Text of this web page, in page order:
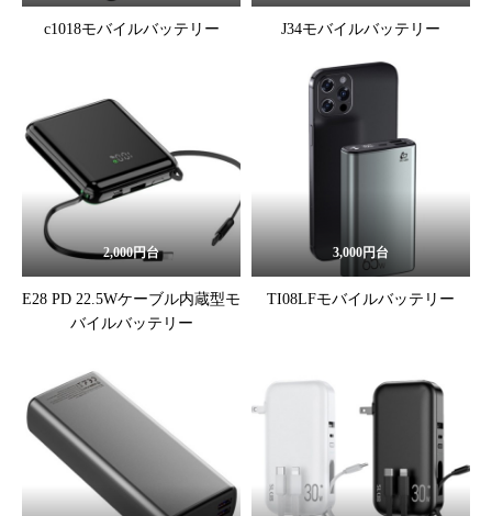
c1018モバイルバッテリー J34モバイルバッテリー
2,000円台
E28 PD 22.5Wケーブル内蔵型モ
バイルバッテリー
3,000円台
TI08LFモバイルバッテリー